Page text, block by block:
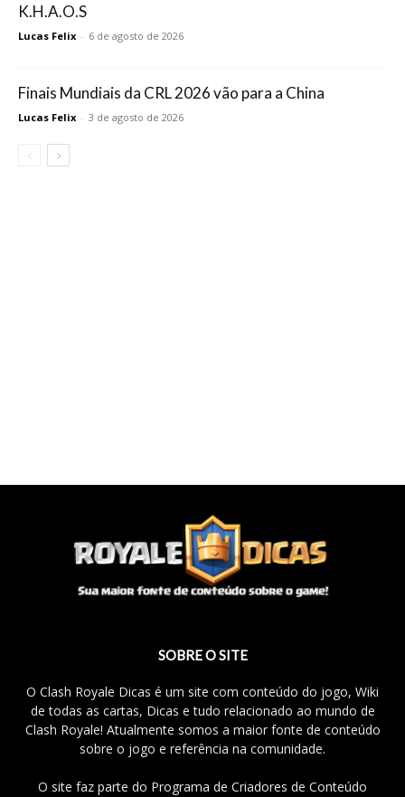
K.H.A.O.S
Lucas Felix - 6 de agosto de 2026
Finais Mundiais da CRL 2026 vão para a China
Lucas Felix - 3 de agosto de 2026
SOBRE O SITE
O Clash Royale Dicas é um site com conteúdo do jogo, Wiki
de todas as cartas, Dicas e tudo relacionado ao mundo de
Clash Royale! Atualmente somos a maior fonte de conteúdo
sobre o jogo e referência na comunidade.
O site faz parte do Programa de Criadores de Conteúdo